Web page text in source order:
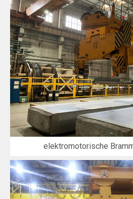
elektromotorische